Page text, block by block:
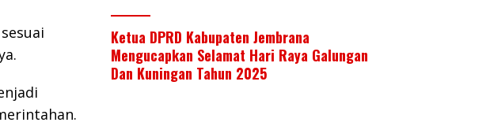
Ketua DPRD Kabupaten Jembrana
Mengucapkan Selamat Hari Raya Galungan
Dan Kuningan Tahun 2025